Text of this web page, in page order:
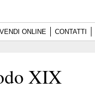
VENDI ONLINE CONTATTI
XIX